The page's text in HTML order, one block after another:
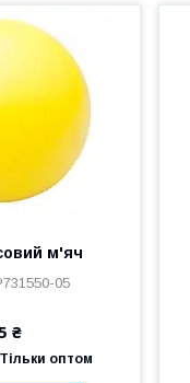
м'яч
05
₴
Тільки оптом